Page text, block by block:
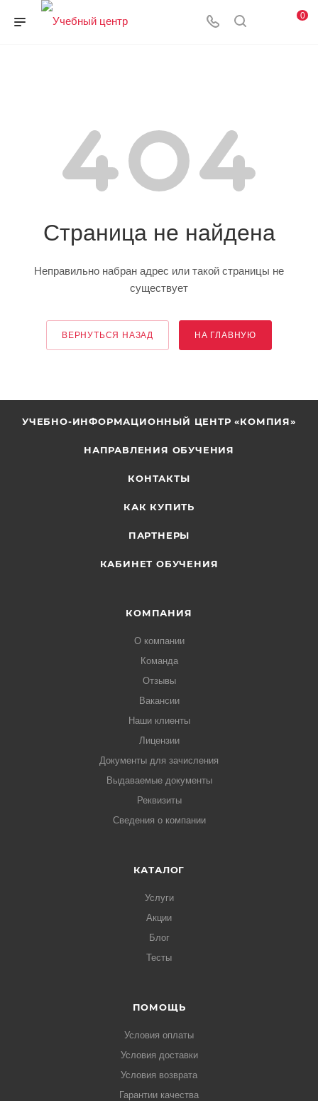
0
Страница не найдена
Неправильно набран адрес или такой страницы не
существует
ВЕРНУТЬСЯ НАЗАД НА ГЛАВНУЮ
УЧЕБНО-ИНФОРМАЦИОННЫЙ ЦЕНТР «КОМПИЯ»
НАПРАВЛЕНИЯ ОБУЧЕНИЯ
КОНТАКТЫ
КАК КУПИТЬ
ПАРТНЕРЫ
КАБИНЕТ ОБУЧЕНИЯ
КОМПАНИЯ
О компании
Команда
Отзывы
Вакансии
Наши клиенты
Лицензии
Документы для зачисления
Выдаваемые документы
Реквизиты
Сведения о компании
КАТАЛОГ
Услуги
Акции
Блог
Тесты
ПОМОЩЬ
Условия оплаты
Условия доставки
Условия возврата
Гарантии качества